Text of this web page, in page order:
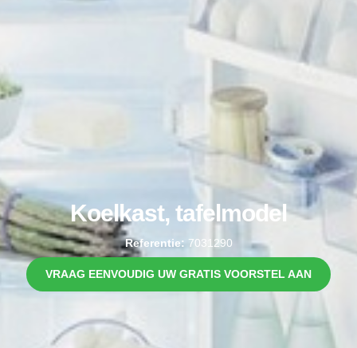
Koelkast, tafelmodel
Referentie: 7031290
VRAAG EENVOUDIG UW GRATIS VOORSTEL AAN